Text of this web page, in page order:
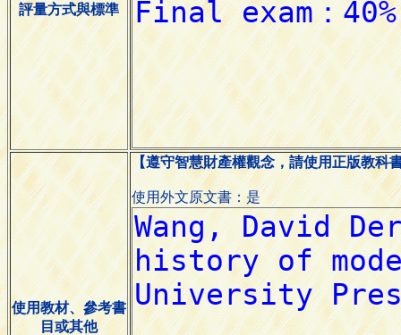
評量方式與標準
使用教材、參考書
目或其他
【遵守智慧財產權觀念，請使用正版教科
使用外文原文書：是